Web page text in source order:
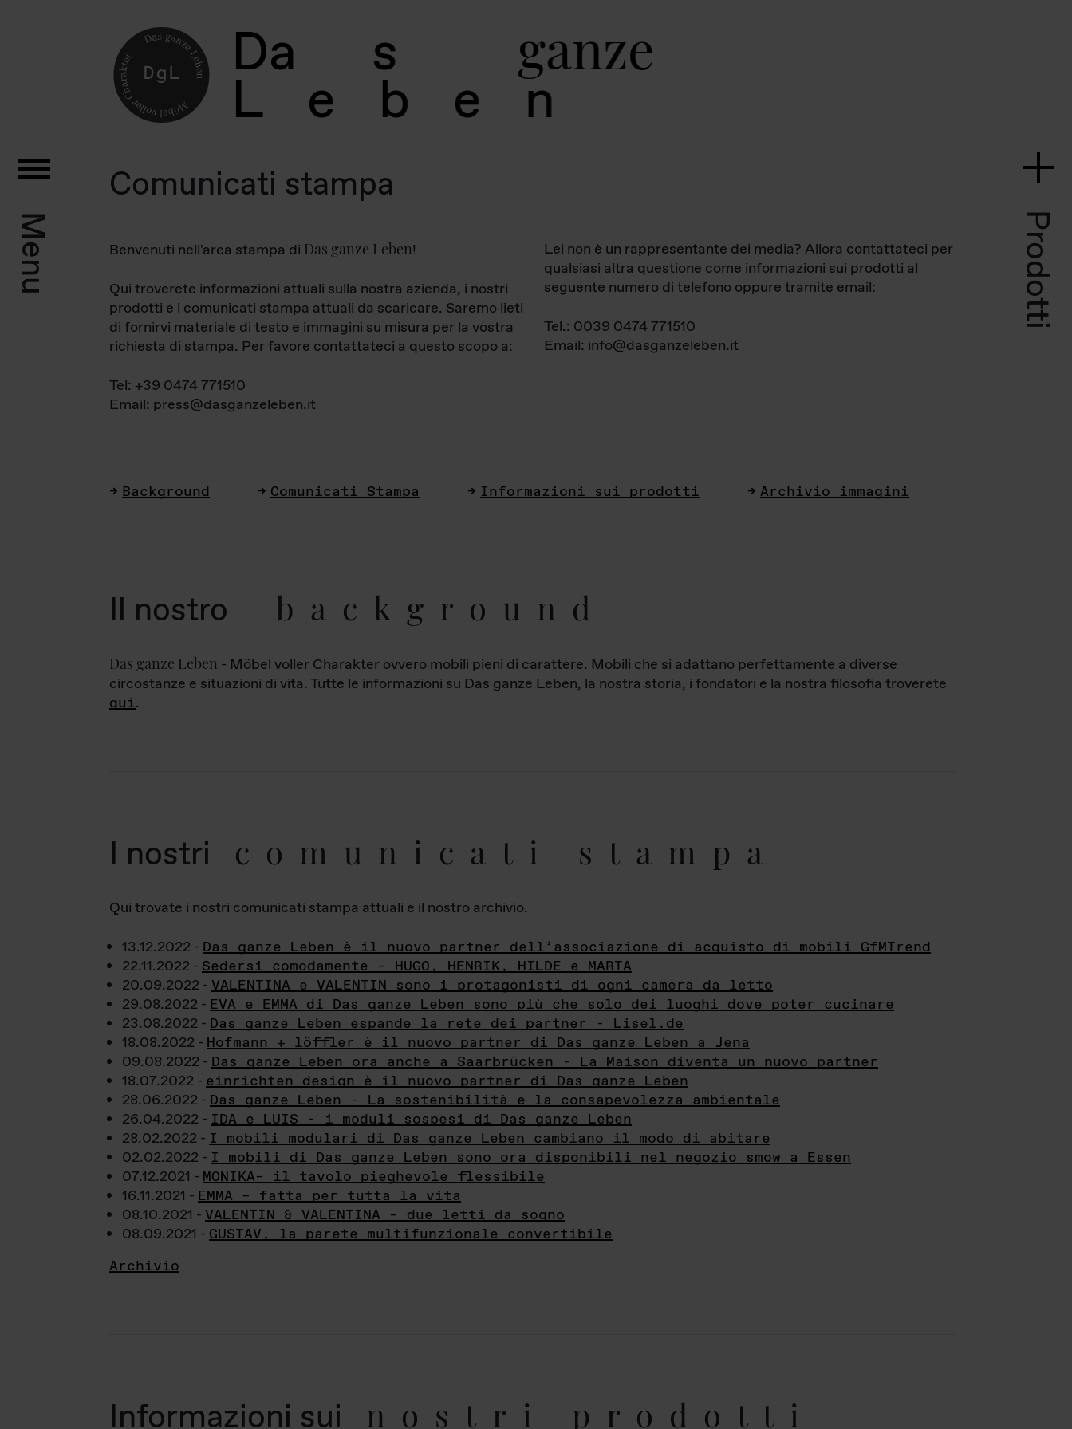
Da s ganz
L e b e
Menu Prodotti
Comunicati stampa
Benvenuti nell'area stampa di Das ganze Leben!
Qui troverete informazioni attuali sulla nostra azienda, i nostri
prodotti e i comunicati stampa attuali da scaricare. Saremo lieti
di fornirvi materiale di testo e immagini su misura per la vostra
richiesta di stampa. Per favore contattateci a questo scopo a:
Tel: +39 0474 771510
Email: press@dasganzeleben.it
Lei non è un rappresentante dei media? Allora contattateci per
qualsiasi altra questione come informazioni sui prodotti al
seguente numero di telefono oppure tramite email:
Tel.: 0039 0474 771510
Email: info@dasganzeleben.it
Background Comunicati Stampa Informazioni sui prodotti Archivio immagini
Il nostro background
Das ganze Leben - Möbel voller Charakter ovvero mobili pieni di carattere. Mobili che si adattano perfettamente a diverse
circostanze e situazioni di vita. Tutte le informazioni su Das ganze Leben, la nostra storia, i fondatori e la nostra filosofia troverete
qui.
I nostri comunicati stampa
Qui trovate i nostri comunicati stampa attuali e il nostro archivio.
13.12.2022 - Das ganze Leben è il nuovo partner dell’associazione di acquisto di mobili GfMTrend
22.11.2022 - Sedersi comodamente – HUGO, HENRIK, HILDE e MARTA
20.09.2022 - VALENTINA e VALENTIN sono i protagonisti di ogni camera da letto
29.08.2022 - EVA e EMMA di Das ganze Leben sono più che solo dei luoghi dove poter cucinare
23.08.2022 - Das ganze Leben espande la rete dei partner - Lisel.de
18.08.2022 - Hofmann + löffler è il nuovo partner di Das ganze Leben a Jena
09.08.2022 - Das ganze Leben ora anche a Saarbrücken - La Maison diventa un nuovo partner
18.07.2022 - einrichten design è il nuovo partner di Das ganze Leben
28.06.2022 - Das ganze Leben - La sostenibilità e la consapevolezza ambientale
26.04.2022 - IDA e LUIS - i moduli sospesi di Das ganze Leben
28.02.2022 - I mobili modulari di Das ganze Leben cambiano il modo di abitare
02.02.2022 - I mobili di Das ganze Leben sono ora disponibili nel negozio smow a Essen
07.12.2021 - MONIKA– il tavolo pieghevole flessibile
16.11.2021 - EMMA – fatta per tutta la vita
08.10.2021 - VALENTIN & VALENTINA – due letti da sogno
08.09.2021 - GUSTAV, la parete multifunzionale convertibile
Archivio
Informazioni sui nostri prodotti